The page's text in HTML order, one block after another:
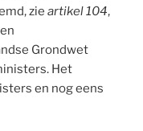
zie artikel 104,
Grondwet
Het
en nog eens